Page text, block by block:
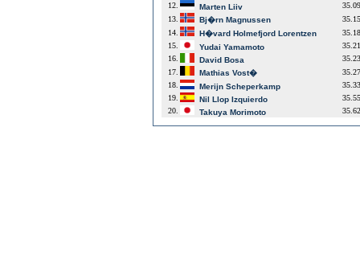
12.
Marten Liiv
35.09
13.
Bj�rn Magnussen
35.15
14.
H�vard Holmefjord Lorentzen
35.18
15.
Yudai Yamamoto
35.21
16.
David Bosa
35.23
17.
Mathias Vost�
35.27
18.
Merijn Scheperkamp
35.33
19.
Nil Llop Izquierdo
35.55
20.
Takuya Morimoto 35.62